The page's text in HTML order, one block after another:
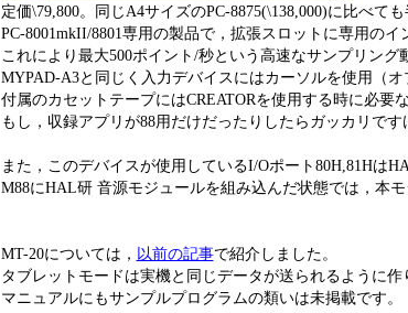
定価\79,800。同じA4サイズのPC-8875(\138,000)に比べて
PC-8001mkII/8801専用の製品で，拡張スロットに専用の
これにより最大500ポイント/秒という高速なサンプリング
MYPAD-A3と同じく入力デバイスにはカーソルを使用（
付属のカセットテープにはCREATORを使用する時に必要
もし，収録アプリが88用だけだったりしたらガッカリです
また，このデバイスが使用しているI/Oポート80H,81Hは
M88にHAL研 音源モジュールを組み込んだ状態では，本
MT-20については， 以前の記事で紹介しました。
タブレットモードは実機と同じデータが送られるように
マニュアルにもサンプルプログラムの類いは未掲載です。